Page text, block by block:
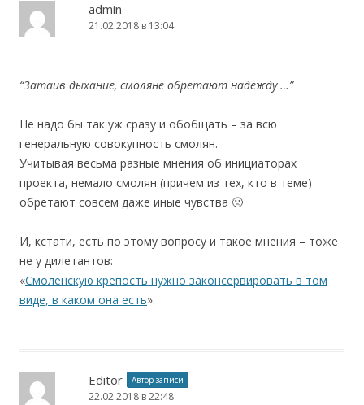
admin
21.02.2018 в 13:04
“Затаив дыхание, смоляне обретают надежду …”
Не надо бы так уж сразу и обобщать – за всю
генеральную совокупность смолян.
Учитывая весьма разные мнения об инициаторах
проекта, немало смолян (причем из тех, кто в теме)
обретают совсем даже иные чувства 🙁
И, кстати, есть по этому вопросу и такое мнения – тоже
не у дилетантов:
«Смоленскую крепость нужно законсервировать в том
виде, в каком она есть».
Editor Автор записи
22.02.2018 в 22:48